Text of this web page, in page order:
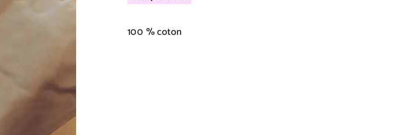
100 % coton